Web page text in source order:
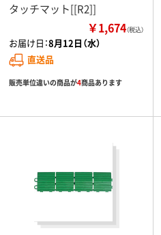
タッチマット[[R2]]
￥1,674（税込）
お届け日：8月12日（水）
直送品
販売単位違いの商品が4商品あります